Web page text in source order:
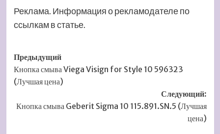
Реклама. Информация о рекламодателе по
ссылкам в статье.
Навигация
записи
Предыдущий
Кнопка смыва Viega Visign for Style 10 596323
(Лучшая цена)
Следующий:
Кнопка смыва Geberit Sigma 10 115.891.SN.5 (Лучшая
цена)